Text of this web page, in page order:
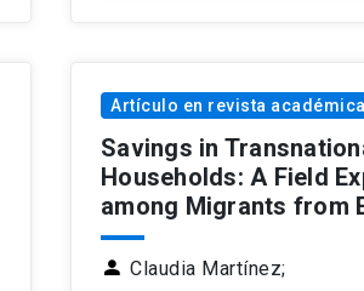
Artículo en revista académica
Savings in
Households: A Field
among Migrants from
person Claudia Martínez;